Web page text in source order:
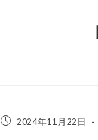
投
2024年11月22日